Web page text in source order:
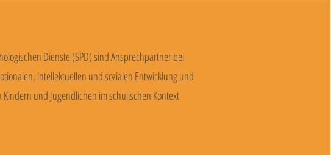
Dienste (SPD) sind Ansprechpartner bei
intellektuellen und sozialen Entwicklung und
Kindern und Jugendlichen im schulischen Kontext